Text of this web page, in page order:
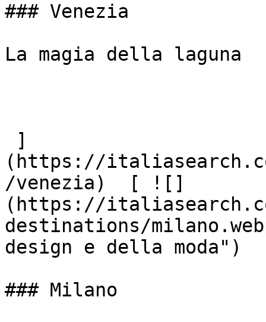
### Venezia
La magia della laguna
(https://
/venezia)  [ ![]
(https://
destinations/
design e della moda")
### Milano